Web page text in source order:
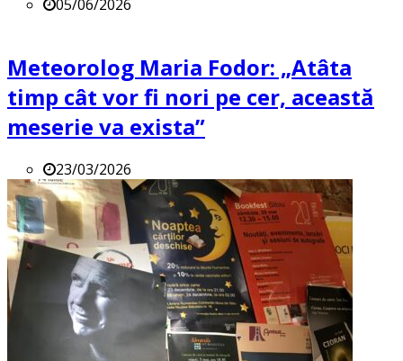
05/06/2026
Meteorolog Maria Fodor: „Atâta
timp cât vor fi nori pe cer, această
meserie va exista”
23/03/2026